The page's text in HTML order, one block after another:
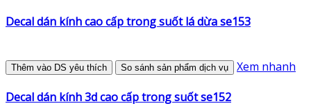
Decal dán kính cao cấp trong suốt lá dừa se153
Thêm vào DS yêu thích So sánh sản phẩm dịch vụ Xem nhanh
Decal dán kính 3d cao cấp trong suốt se152